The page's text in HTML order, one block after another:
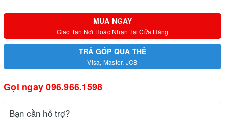
MUA NGAY
Giao Tận Nơi Hoặc Nhận Tại Cửa Hàng
TRẢ GÓP QUA THẺ
Visa, Master, JCB
Gọi ngay 096.966.1598
Bạn cần hỗ trợ?